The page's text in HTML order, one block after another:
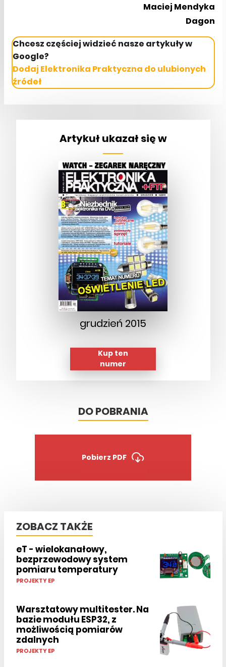
Maciej Mendyka
Dagon
Chcesz częściej widzieć nasze artykuły w
Google?
Dodaj Elektronika Praktyczna do ulubionych
źródeł
Artykuł ukazał się w
grudzień 2015
Kup ten
numer
DO POBRANIA
Pobierz PDF
ZOBACZ TAKŻE
eT - wielokanałowy,
bezprzewodowy system
pomiaru temperatury
PROJEKTY EP
Warsztatowy multitester. Na
bazie modułu ESP32, z
możliwością pomiarów
zdalnych
PROJEKTY EP